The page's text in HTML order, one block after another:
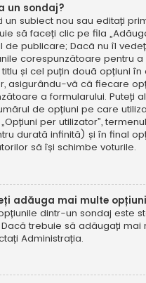
un sondaj?
un subiect nou sau editați
să faceți clic pe fila
de publicare; Dacă nu îl
corespunzătoare pentru
și cel puțin două opțiuni în
asigurându-vă că fiecare
a formularului. Puteți
de opțiuni pe care
per utilizator”,
durată infinită) și în final
să își schimbe voturile.
adăuga mai multe
dintr-un sondaj este
trebuie să adăugați mai
Administrația.